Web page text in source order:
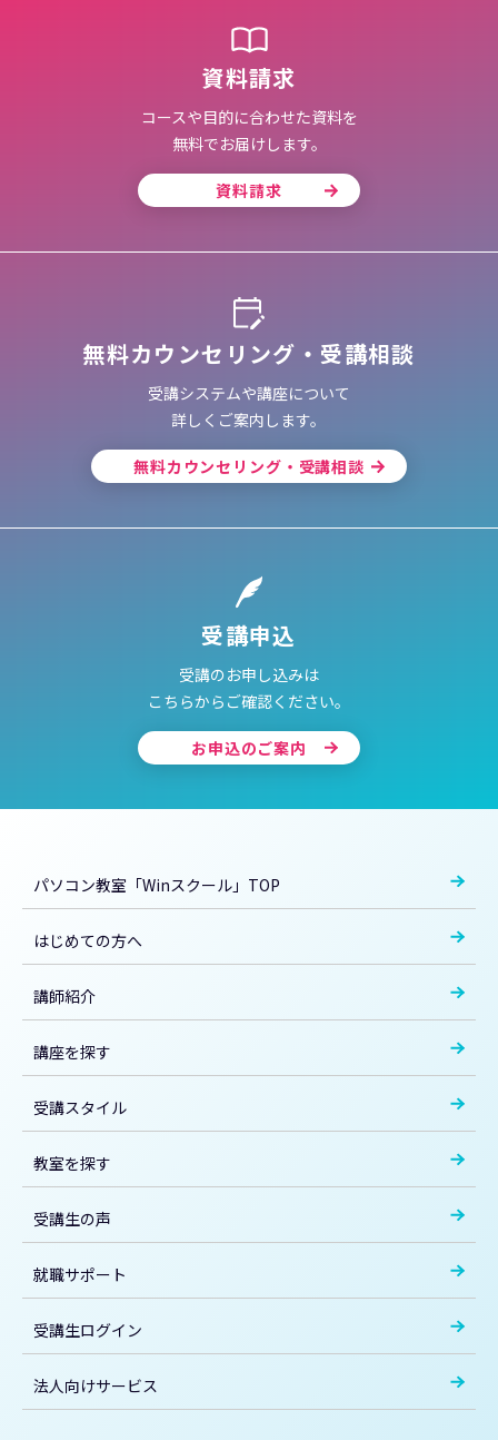
資料請求
コースや目的に合わせた資料を
無料でお届けします。
資料請求
無料カウンセリング・受講相談
受講システムや講座について
詳しくご案内します。
無料カウンセリング・受講相談
受講申込
受講のお申し込みは
こちらからご確認ください。
お申込のご案内
パソコン教室「Winスクール」TOP
はじめての方へ
講師紹介
講座を探す
受講スタイル
教室を探す
受講生の声
就職サポート
受講生ログイン
法人向けサービス